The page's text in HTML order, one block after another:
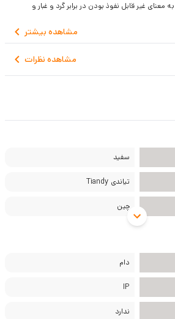
با تعریف استاندارد IP66 به معنای غیر قابل نفوذ بودن در برابر گرد و غبار و
مشاهده بیشتر
مشاهده نظرات
سفید
تیاندی Tiandy
چین
دام
IP
ندارد